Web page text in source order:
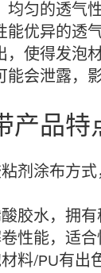
匀的透气性
能优异的透
，使得发泡
能会泄露，
产品特
剂涂布方
胶水，拥
性能，适合
料/PU有出